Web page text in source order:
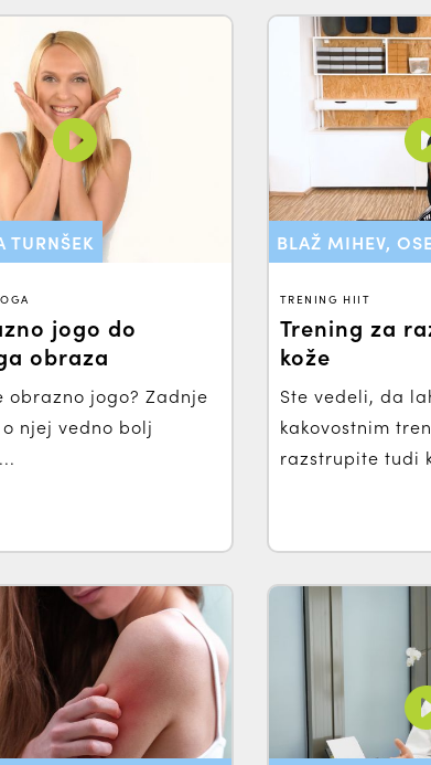
TURNŠEK
jogo do
obraza
obrazno jogo? Zadnje
o njej vedno bolj
BLAŽ MIHEV,
TRENING HIIT
Trening za
kože
Ste vedeli, da
kakovostnim
razstrupite tudi